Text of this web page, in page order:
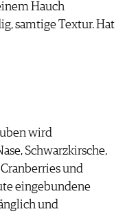
Hauch
samtige Textur. Hat
wird
Schwarzkirsche,
und
eingebundene
und